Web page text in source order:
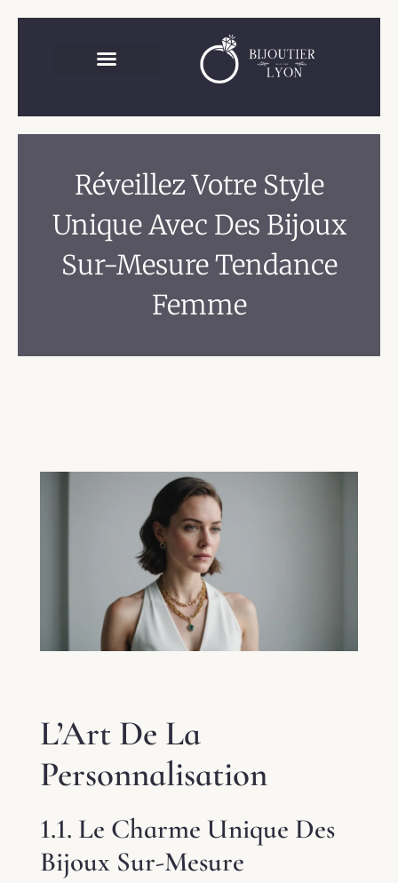
Réveillez Votre Style
Unique Avec Des Bijoux
Sur-Mesure Tendance
Femme
L’Art De La
Personnalisation
1.1. Le Charme Unique Des
Bijoux Sur-Mesure